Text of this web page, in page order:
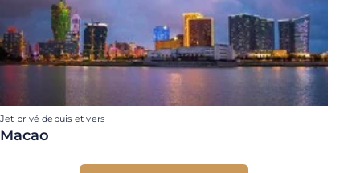
Jet privé depuis et vers
Macao